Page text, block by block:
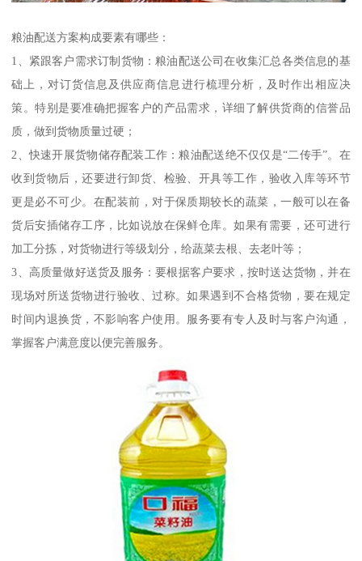
粮油配送方案构成要素有哪些：
1、紧跟客户需求订制货物：粮油配送公司在收集汇总各类信息的基
础上，对订货信息及供应商信息进行梳理分析，及时作出相应决
策。特别是要准确把握客户的产品需求，详细了解供货商的信誉品
质，做到货物质量过硬；
2、快速开展货物储存配装工作：粮油配送绝不仅仅是“二传手”。在
收到货物后，还要进行卸货、检验、开具等工作，验收入库等环节
更是必不可少。在配装前，对于保质期较长的蔬菜，一般可以在备
货后安插储存工序，比如说放在保鲜仓库。如果有需要，还可进行
加工分拣，对货物进行等级划分，给蔬菜去根、去老叶等；
3、高质量做好送货及服务：要根据客户要求，按时送达货物，并在
现场对所送货物进行验收、过称。如果遇到不合格货物，要在规定
时间内退换货，不影响客户使用。服务要有专人及时与客户沟通，
掌握客户满意度以便完善服务。